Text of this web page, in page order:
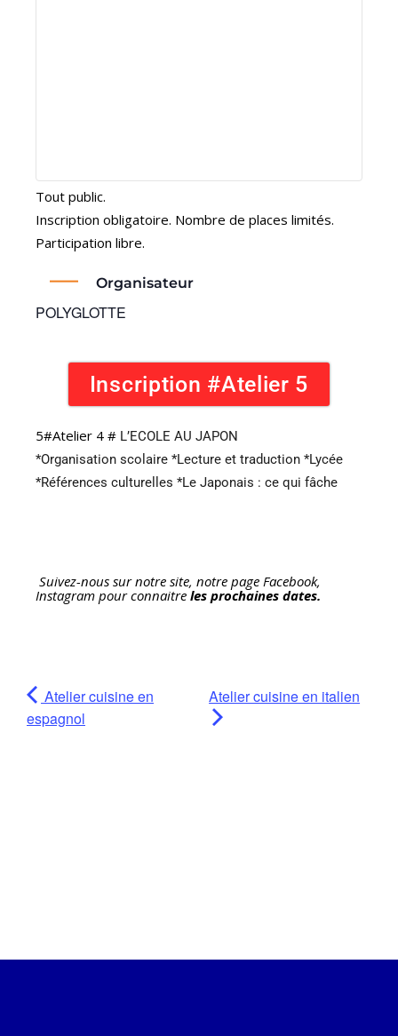
Tout public.
Inscription obligatoire. Nombre de places limités.
Participation libre.
Organisateur
POLYGLOTTE
Inscription #Atelier 5
5#Atelier 4 # L’ECOLE AU JAPON
*Organisation scolaire *Lecture et traduction *Lycée
*Références culturelles *Le Japonais : ce qui fâche
Suivez-nous sur notre site, notre page Facebook,
Instagram pour connaitre les prochaines dates.
Atelier cuisine en
espagnol
Atelier cuisine en italien